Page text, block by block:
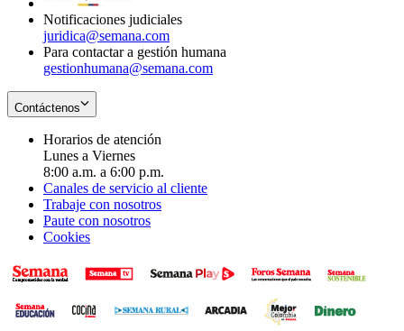
Notificaciones judiciales
juridica@semana.com
Para contactar a gestión humana
gestionhumana@semana.com
Contáctenos
Horarios de atención
Lunes a Viernes
8:00 a.m. a 6:00 p.m.
Canales de servicio al cliente
Trabaje con nosotros
Paute con nosotros
Cookies